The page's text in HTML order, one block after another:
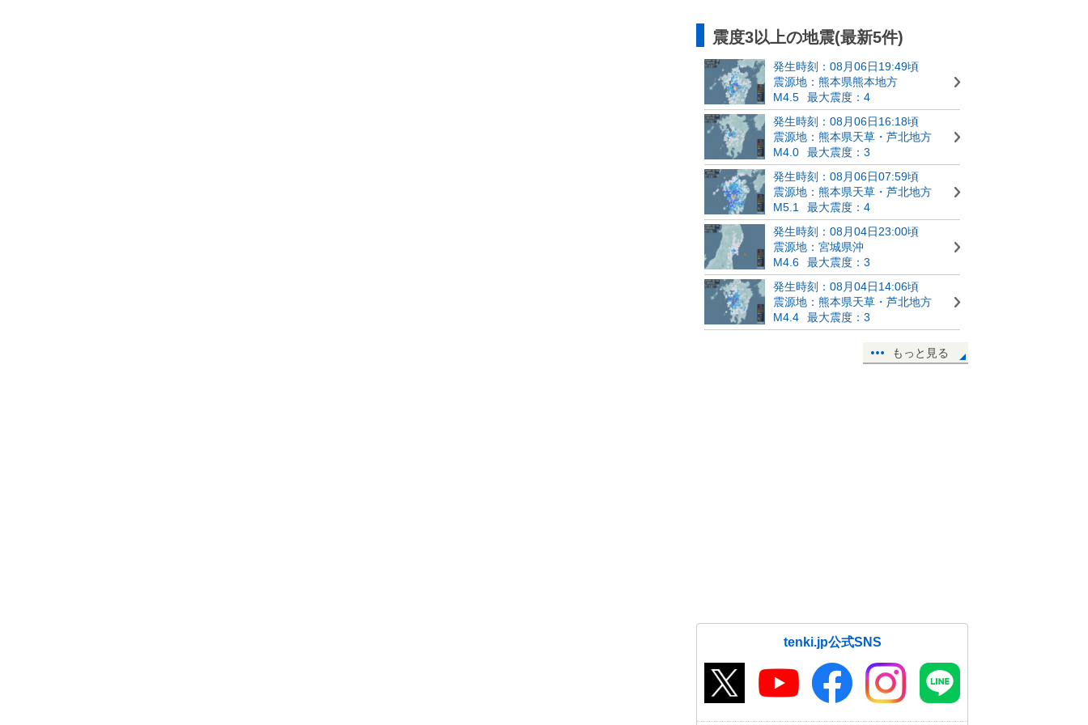
震度3以上の地震(最新5件)
発生時刻：08月06日19:49頃
震源地：熊本県熊本地方
M4.5
最大震度：4
発生時刻：08月06日16:18頃
震源地：熊本県天草・芦北地方
M4.0
最大震度：3
発生時刻：08月06日07:59頃
震源地：熊本県天草・芦北地方
M5.1
最大震度：4
発生時刻：08月04日23:00頃
震源地：宮城県沖
M4.6
最大震度：3
発生時刻：08月04日14:06頃
震源地：熊本県天草・芦北地方
M4.4
最大震度：3
もっと見る
tenki.jp公式SNS